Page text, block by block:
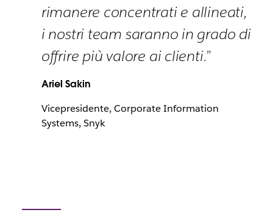
rimanere concentrati e allineati,
i nostri team saranno in grado di
offrire più valore ai clienti.”
Ariel Sakin
Vicepresidente, Corporate Information
Systems, Snyk